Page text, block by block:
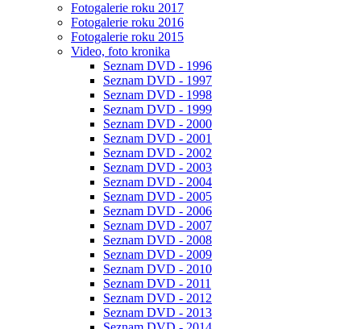
Fotogalerie roku 2017
Fotogalerie roku 2016
Fotogalerie roku 2015
Video, foto kronika
Seznam DVD - 1996
Seznam DVD - 1997
Seznam DVD - 1998
Seznam DVD - 1999
Seznam DVD - 2000
Seznam DVD - 2001
Seznam DVD - 2002
Seznam DVD - 2003
Seznam DVD - 2004
Seznam DVD - 2005
Seznam DVD - 2006
Seznam DVD - 2007
Seznam DVD - 2008
Seznam DVD - 2009
Seznam DVD - 2010
Seznam DVD - 2011
Seznam DVD - 2012
Seznam DVD - 2013